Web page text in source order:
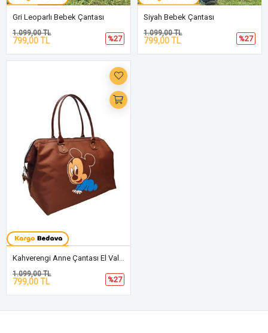
Gri Leoparlı Bebek Çantası
799,00 TL
1.099,00 TL
%27
Siyah Bebek Çantası
799,00 TL
1.099,00 TL
%27
Kahverengi Anne Çantası El Valizi
799,00 TL
1.099,00 TL
%27